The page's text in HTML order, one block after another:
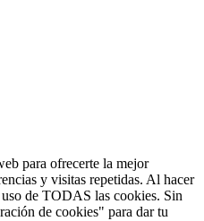
para ofrecerte la mejor
y visitas repetidas. Al hacer
de TODAS las cookies. Sin
de cookies" para dar tu